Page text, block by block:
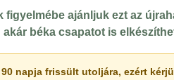
figyelmébe ajánljuk ezt az
béka csapatot is
napja frissült utoljára, ezért